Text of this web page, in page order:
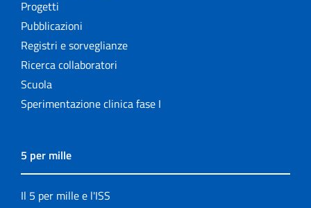
Progetti
Pubblicazioni
Registri e sorveglianze
Ricerca collaboratori
Scuola
Sperimentazione clinica fase I
5 per mille
Il 5 per mille e l'ISS